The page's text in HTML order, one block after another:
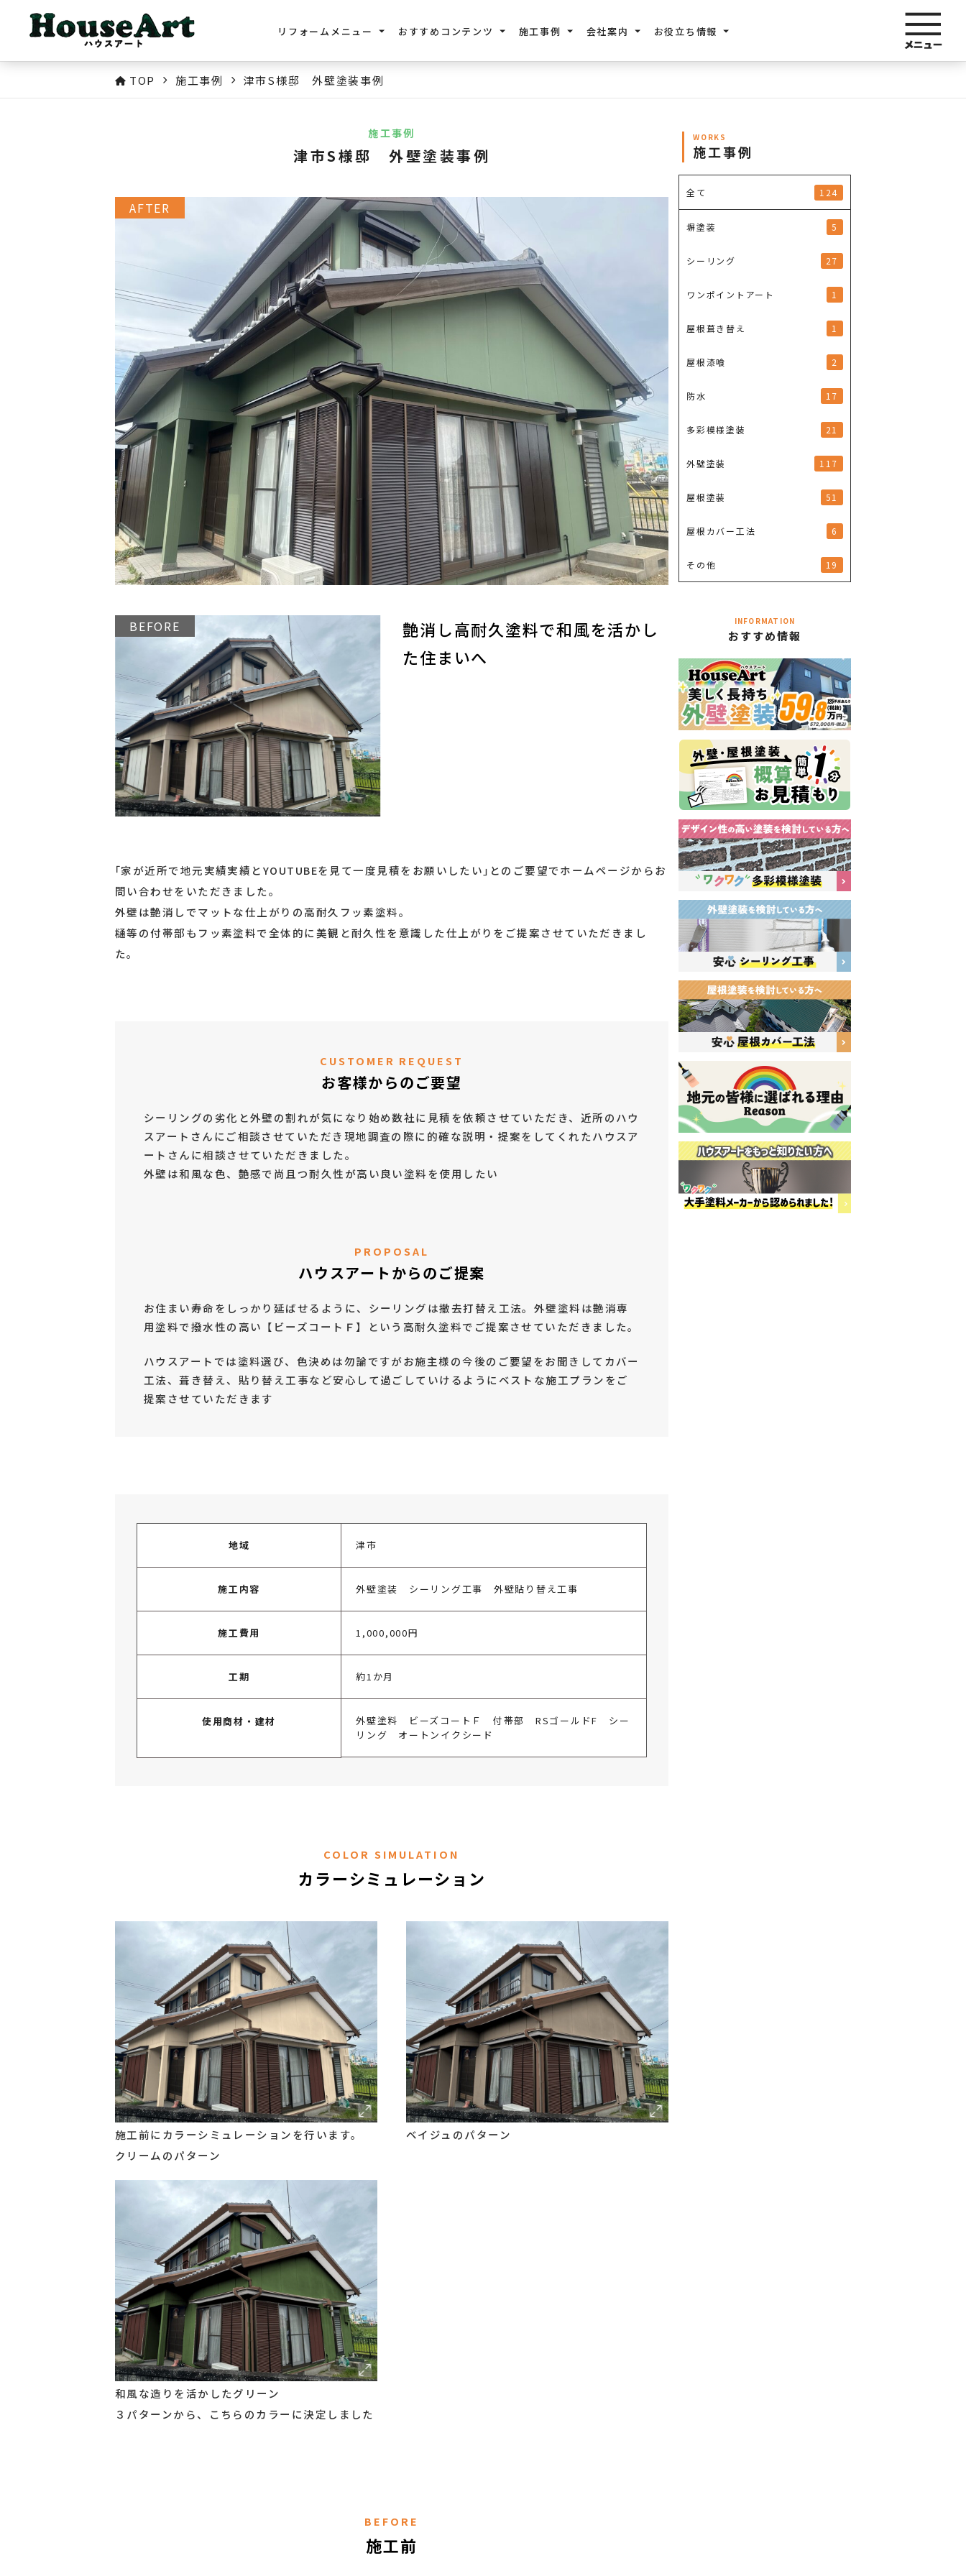
リフォームメニュー おすすめコンテンツ 施工事例 会社案内 お役立ち情報
TOP 施工事例 津市S様邸 外壁塗装事例
施工事例
津市S様邸 外壁塗装事例
艶消し高耐久塗料で和風を活かし
た住まいへ
｢家が近所で地元実績実績とYOUTUBEを見て一度見積をお願いしたい｣とのご要望でホームページからお
問い合わせをいただきました。
外壁は艶消しでマットな仕上がりの高耐久フッ素塗料。
樋等の付帯部もフッ素塗料で全体的に美観と耐久性を意識した仕上がりをご提案させていただきまし
た。
CUSTOMER REQUEST
お客様からのご要望
シーリングの劣化と外壁の割れが気になり始め数社に見積を依頼させていただき、近所のハウ
スアートさんにご相談させていただき現地調査の際に的確な説明・提案をしてくれたハウスア
ートさんに相談させていただきました。
外壁は和風な色、艶感で尚且つ耐久性が高い良い塗料を使用したい
PROPOSAL
ハウスアートからのご提案
お住まい寿命をしっかり延ばせるように、シーリングは撤去打替え工法。外壁塗料は艶消専
用塗料で撥水性の高い【ビーズコートＦ】という高耐久塗料でご提案させていただきました。
ハウスアートでは塗料選び、色決めは勿論ですがお施主様の今後のご要望をお聞きしてカバー
工法、葺き替え、貼り替え工事など安心して過ごしていけるようにベストな施工プランをご
提案させていただきます
地域 津市
施工内容 外壁塗装 シーリング工事 外壁貼り替え工事
施工費用 1,000,000円
工期 約1か月
使用商材・建材
外壁塗料 ビーズコートＦ 付帯部 RSゴールドF シー
リング オートンイクシード
COLOR SIMULATION
カラーシミュレーション
施工前にカラーシミュレーションを行います。
クリームのパターン
ベイジュのパターン
和風な造りを活かしたグリーン
３パターンから、こちらのカラーに決定しました
BEFORE
施工前
WORKS
施工事例
全て 124
塀塗装 5
シーリング 27
ワンポイントアート 1
屋根葺き替え 1
屋根漆喰 2
防水 17
多彩模様塗装 21
外壁塗装 117
屋根塗装 51
屋根カバー工法 6
その他 19
INFORMATION
おすすめ情報